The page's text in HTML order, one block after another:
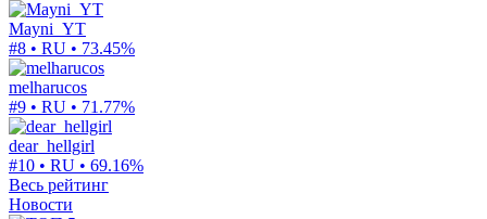
Mayni_YT
#8 • RU • 73.45%
melharucos
#9 • RU • 71.77%
dear_hellgirl
#10 • RU • 69.16%
Весь рейтинг
Новости